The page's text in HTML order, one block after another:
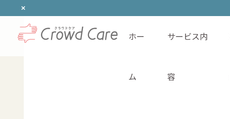
ホーム
ホー
ム
サービス内
容